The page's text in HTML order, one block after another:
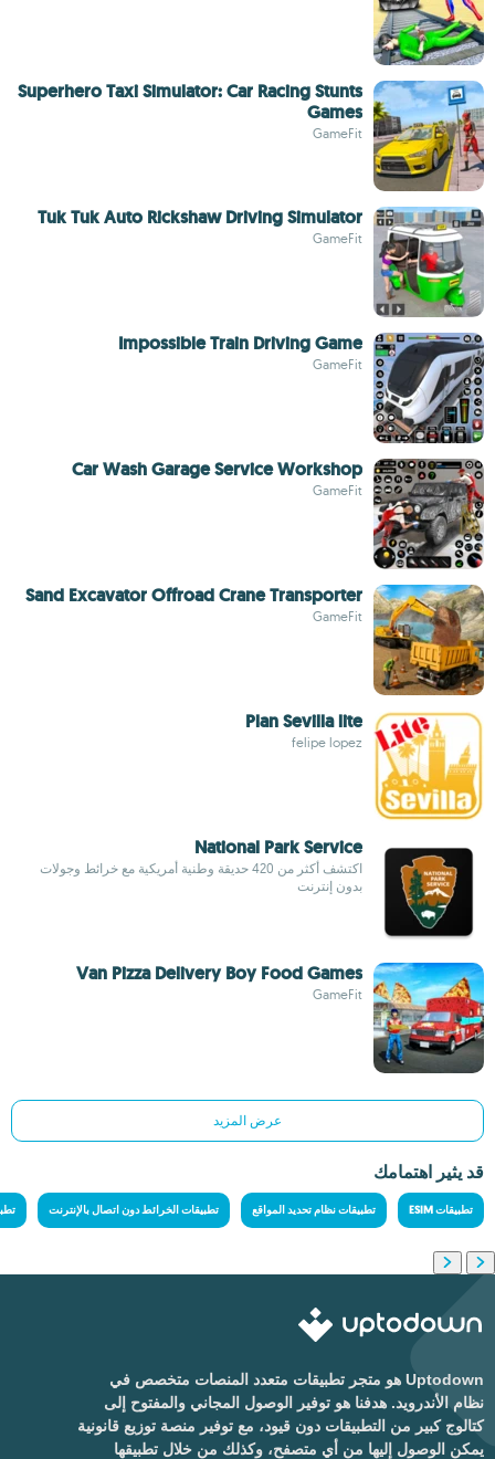
Superhero Taxi Simulator: Car Racing Stunts
Games
GameFit
Tuk Tuk Auto Rickshaw Driving Simulator
GameFit
Impossible Train Driving Game
GameFit
Car Wash Garage Service Workshop
GameFit
Sand Excavator Offroad Crane Transporter
GameFit
Plan Sevilla lite
felipe lopez
National Park Service
اكتشف أكثر من 420 حديقة وطنية أمريكية مع خرائط وجولات
بدون إنترنت
Van Pizza Delivery Boy Food Games
GameFit
عرض المزيد
قد يثير اهتمامك
تطبيقات ESIM تطبيقات نظام تحديد المواقع تطبيقات الخرائط دون اتصال بالإنترنت
Uptodown هو متجر تطبيقات متعدد المنصات متخصص في
نظام الأندرويد. هدفنا هو توفير الوصول المجاني والمفتوح إلى
كتالوج كبير من التطبيقات دون قيود، مع توفير منصة توزيع قانونية
يمكن الوصول إليها من أي متصفح، وكذلك من خلال تطبيقها